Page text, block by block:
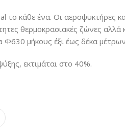
κάθε ένα. Οι αεροψυκτήρες
θερμοκρασιακές ζώνες αλλά
μήκους έξι έως δέκα
εκτιμάται στο 40%.